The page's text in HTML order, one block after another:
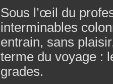
Sous l’œil du
interminables
entrain, sans
terme du voyage :
grades.